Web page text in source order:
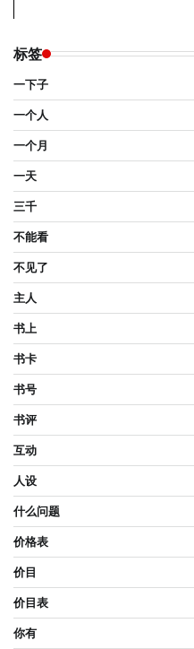
标签
一下子
一个人
一个月
一天
三千
不能看
不见了
主人
书上
书卡
书号
书评
互动
人设
什么问题
价格表
价目
价目表
你有